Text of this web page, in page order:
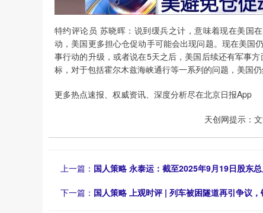
特约评论员 苏晓晖：说到缓兵之计，意味着现在美国
动，美国更多担心仓促动手可能会出现问题。现在美国
事行动的升级，或者说在5天之后，美国后续还有军事
标，对于包括霍尔木兹海峡通行等一系列的问题，美国仍
更多热点速报、权威资讯、深度分析尽在北京日报App
天创网提示：
上一篇： 国人策略 永泰运：截至2025年9月19日股东
下一篇： 国人策略 上观时评 | 列车被困隧道再引争议